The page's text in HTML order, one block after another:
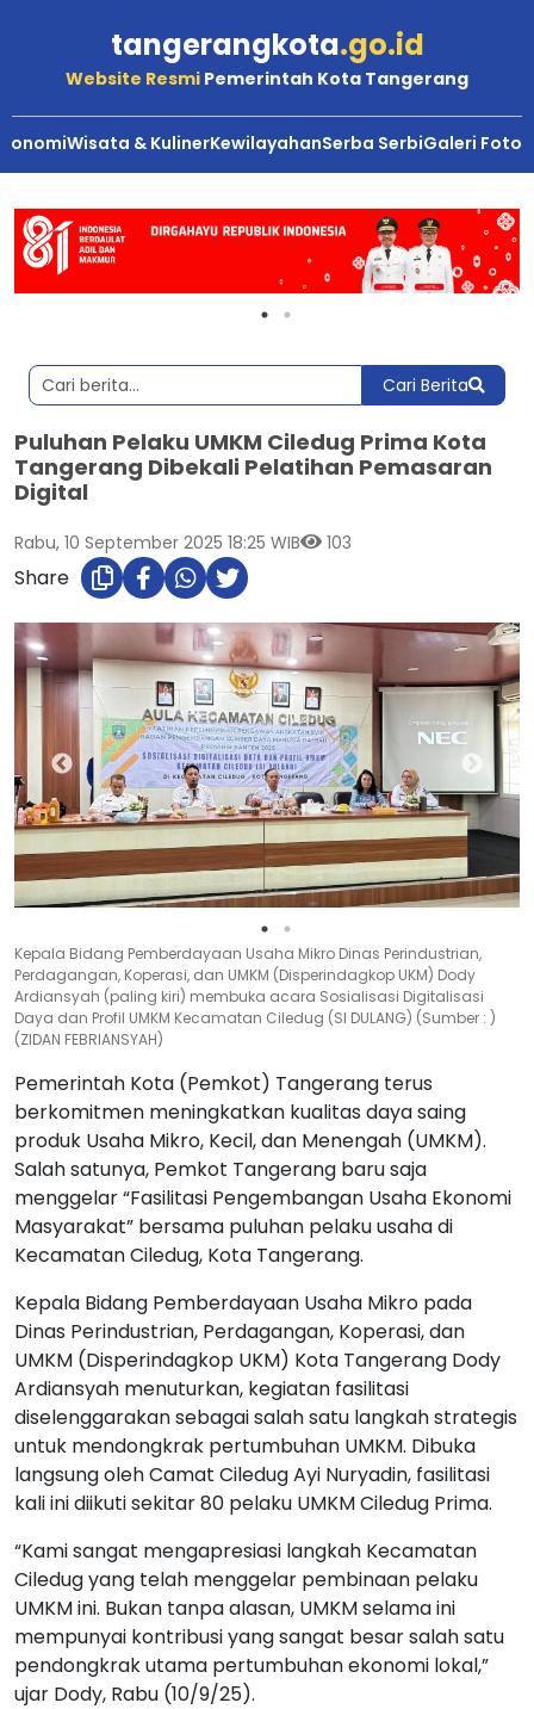
tangerangkota.go.id
Website Resmi Pemerintah Kota Tangerang
Wisata & KulinerKewilayahanSerba SerbiGaleri Foto
Cari Berita
Puluhan Pelaku UMKM Ciledug Prima Kota
Tangerang Dibekali Pelatihan Pemasaran
Digital
Rabu, 10 September 2025 18:25 WIB 103
Share
Kepala Bidang Pemberdayaan Usaha Mikro Dinas Perindustrian,
Perdagangan, Koperasi, dan UMKM (Disperindagkop UKM) Dody
Ardiansyah (paling kiri) membuka acara Sosialisasi Digitalisasi
Daya dan Profil UMKM Kecamatan Ciledug (SI DULANG) (Sumber : )
(ZIDAN FEBRIANSYAH)
Pemerintah Kota (Pemkot) Tangerang terus
berkomitmen meningkatkan kualitas daya saing
produk Usaha Mikro, Kecil, dan Menengah (UMKM).
Salah satunya, Pemkot Tangerang baru saja
menggelar “Fasilitasi Pengembangan Usaha Ekonomi
Masyarakat” bersama puluhan pelaku usaha di
Kecamatan Ciledug, Kota Tangerang.
Kepala Bidang Pemberdayaan Usaha Mikro pada
Dinas Perindustrian, Perdagangan, Koperasi, dan
UMKM (Disperindagkop UKM) Kota Tangerang Dody
Ardiansyah menuturkan, kegiatan fasilitasi
diselenggarakan sebagai salah satu langkah strategis
untuk mendongkrak pertumbuhan UMKM. Dibuka
langsung oleh Camat Ciledug Ayi Nuryadin, fasilitasi
kali ini diikuti sekitar 80 pelaku UMKM Ciledug Prima.
“Kami sangat mengapresiasi langkah Kecamatan
Ciledug yang telah menggelar pembinaan pelaku
UMKM ini. Bukan tanpa alasan, UMKM selama ini
mempunyai kontribusi yang sangat besar salah satu
pendongkrak utama pertumbuhan ekonomi lokal,”
ujar Dody, Rabu (10/9/25).